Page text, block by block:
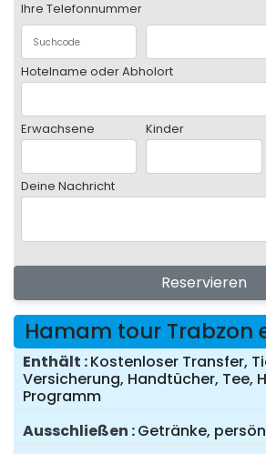
Ihre Telefonnummer
Hotelname oder Abholort
Erwachsene Kinder
Deine Nachricht
Reservieren
Hamam tour Trabzon
Enthält Kostenloser Transfer,
Versicherung, Handtücher, Tee,
Programm
Ausschließen Getränke,